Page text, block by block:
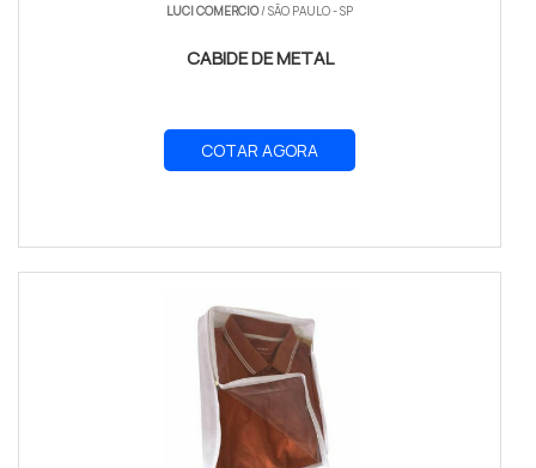
LUCI COMERCIO/ SÃO PAULO - SP
CABIDE DE METAL
COTAR AGORA